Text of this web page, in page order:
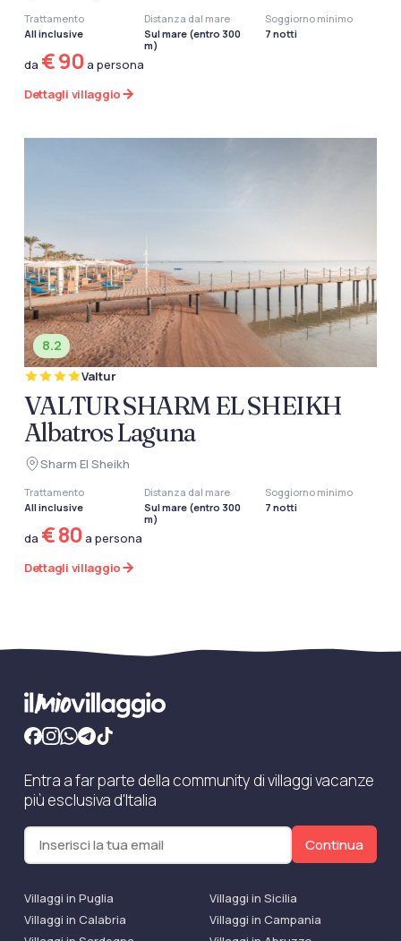
Trattamento
All inclusive
Distanza dal mare
Sul mare (entro 300
m)
Soggiorno minimo
7 notti
da € 90 a persona
Dettagli villaggio
8.2
Valtur
VALTUR SHARM EL SHEIKH
Albatros Laguna
Sharm El Sheikh
Trattamento
All inclusive
Distanza dal mare
Sul mare (entro 300
m)
Soggiorno minimo
7 notti
da € 80 a persona
Dettagli villaggio
Entra a far parte della community di villaggi vacanze
più esclusiva d'Italia
Continua
Villaggi in Puglia
Villaggi in Sicilia
Villaggi in Calabria
Villaggi in Campania